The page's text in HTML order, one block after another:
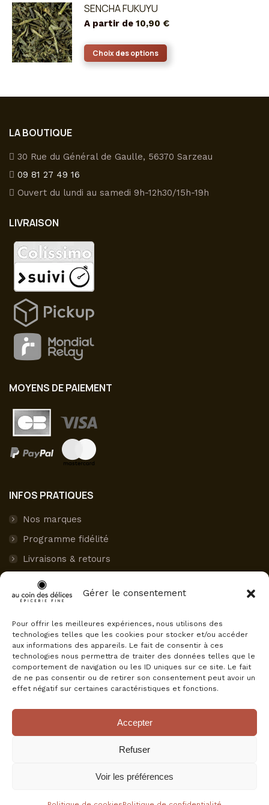
Gérer le consentement
Pour offrir les meilleures expériences, nous utilisons des
technologies telles que les cookies pour stocker et/ou accéder
aux informations des appareils. Le fait de consentir à ces
technologies nous permettra de traiter des données telles que le
comportement de navigation ou les ID uniques sur ce site. Le fait
de ne pas consentir ou de retirer son consentement peut avoir un
effet négatif sur certaines caractéristiques et fonctions.
Accepter
Refuser
Voir les préférences
Les
options
page
SENCHA FUKUYU
A partir de 10,90 €
Choix des options
produit
plusieurs
peuvent
choisies
LA BOUTIQUE
30 Rue du Général de Gaulle, 56370 Sarzeau
09 81 27 49 16
Ouvert du lundi au samedi 9h-12h30/15h-19h
LIVRAISON
MOYENS DE PAIEMENT
INFOS PRATIQUES
Nos marques
Programme fidélité
Livraisons & retours
Paiement sécurisé
Mon compte
AVIS CLIENTS
Au Coin des Délices
4.5
Basé sur 75 avis
powered byGoogle
+ d'infos